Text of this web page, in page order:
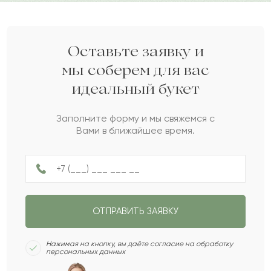
Дарите своим близким любовь вместе с Pro-buket.
К 2021-05-10
Кадыр
2021-03-07
Асан
2021-03-03
Тарас
Бектлеу
А Августа
Данила
Оставьте заявку и
мы соберем для вас
идеальный букет
Заполните форму и мы свяжемся с
Вами в ближайшее время.
ОТПРАВИТЬ ЗАЯВКУ
Нажимая на кнопку, вы даёте согласие на обработку
персональных данных